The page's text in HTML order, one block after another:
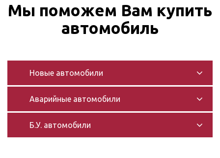
Мы поможем Вам купить
автомобиль
Новые автомобили
Аварийные автомобили
Б.У. автомобили